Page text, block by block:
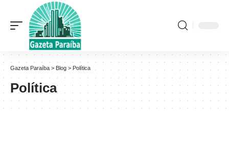
Gazeta Paraíba > Blog > Política
Política